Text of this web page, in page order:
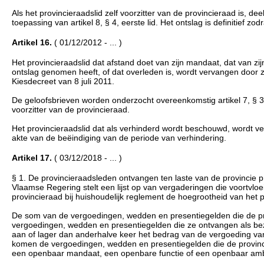
Als het provincieraadslid zelf voorzitter van de provincieraad is,
toepassing van artikel 8, § 4, eerste lid. Het ontslag is definitief
Artikel 16. ( 01/12/2012 - ... )
Het provincieraadslid dat afstand doet van zijn mandaat, dat van
ontslag genomen heeft, of dat overleden is, wordt vervangen
Kiesdecreet van 8 juli 2011.
De geloofsbrieven worden onderzocht overeenkomstig artikel 7,
voorzitter van de provincieraad.
Het provincieraadslid dat als verhinderd wordt beschouwd, wordt
akte van de beëindiging van de periode van verhindering.
Artikel 17. ( 03/12/2018 - ... )
§ 1. De provincieraadsleden ontvangen ten laste van de
Vlaamse Regering stelt een lijst op van vergaderingen die
provincieraad bij huishoudelijk reglement de hoegrootheid van
De som van de vergoedingen, wedden en presentiegelden die de
vergoedingen, wedden en presentiegelden die ze ontvangen als
aan of lager dan anderhalve keer het bedrag van de vergoeding
komen de vergoedingen, wedden en presentiegelden die de
een openbaar mandaat, een openbare functie of een openbaar